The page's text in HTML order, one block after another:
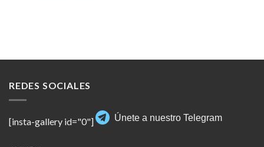
REDES SOCIALES
[insta-gallery id="0"] Únete a nuestro Telegram